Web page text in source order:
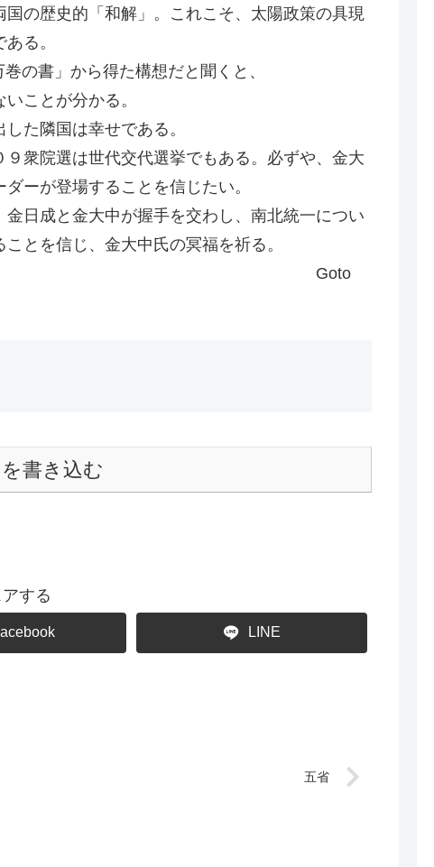
の歴史的「和解」。これこそ、太陽政策の具現
る。
の書」から得た構想だと聞くと、
ことが分かる。
た隣国は幸せである。
衆院選は世代交代選挙でもある。必ずや、金大
ーが登場することを信じたい。
日成と金大中が握手を交わし、南北統一につい
とを信じ、金大中氏の冥福を祈る。
書き込む
する
LINE
五省